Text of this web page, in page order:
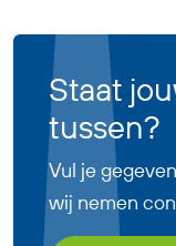
Staat
tussen?
Vul je
wij nemen